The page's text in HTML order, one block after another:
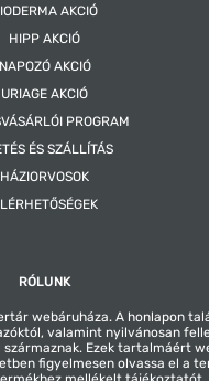
AKCIÓ
HIPP AKCIÓ
NAPOZÓ AKCIÓ
URIAGE AKCIÓ
PROGRAM
ÉS SZÁLLÍTÁS
HÁZIORVOSOK
RÓLUNK
webáruháza. A honlapon
valamint nyilvánosan
Ezek tartalmáért
figyelmesen olvassa el a